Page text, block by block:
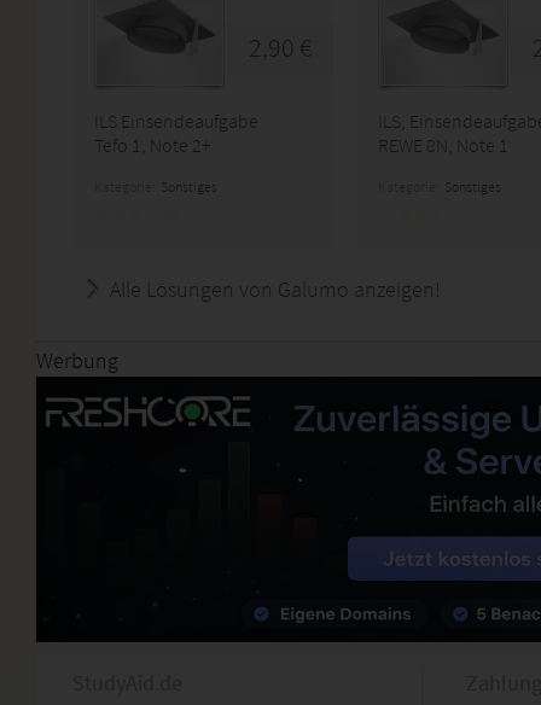
2,90 €
ILS Einsendeaufgabe
Tefo 1, Note 2+
Sonstiges
ILS,
REWE 8N, Note 1
Sonstiges
Alle Lösungen von Galumo anzeigen!
Werbung